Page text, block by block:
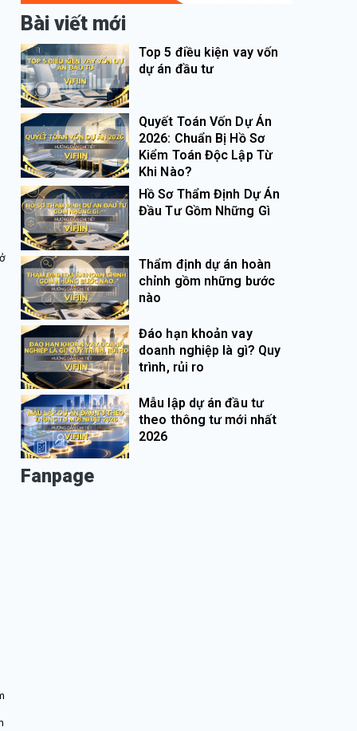
Bài viết mới
Top 5 điều kiện vay vốn
dự án đầu tư
Quyết Toán Vốn Dự Án
2026: Chuẩn Bị Hồ Sơ
Kiểm Toán Độc Lập Từ
Khi Nào?
Hồ Sơ Thẩm Định Dự Án
Đầu Tư Gồm Những Gì
Thẩm định dự án hoàn
chỉnh gồm những bước
nào
Đáo hạn khoản vay
doanh nghiệp là gì? Quy
trình, rủi ro
Mẫu lập dự án đầu tư
theo thông tư mới nhất
2026
Fanpage